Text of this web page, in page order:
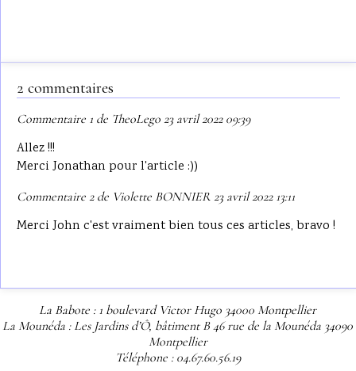
2 commentaires
Commentaire 1 de TheoLego 23 avril 2022 09:39
Allez !!!
Merci Jonathan pour l'article :))
Commentaire 2 de Violette BONNIER 23 avril 2022 13:11
Merci John c'est vraiment bien tous ces articles, bravo !
La Babote : 1 boulevard Victor Hugo 34000 Montpellier
La Mounéda : Les Jardins d’Ô, bâtiment B 46 rue de la Mounéda 34090
Montpellier
Téléphone : 04.67.60.56.19